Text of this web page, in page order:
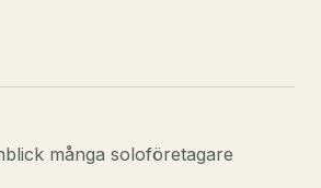
många soloföretagare